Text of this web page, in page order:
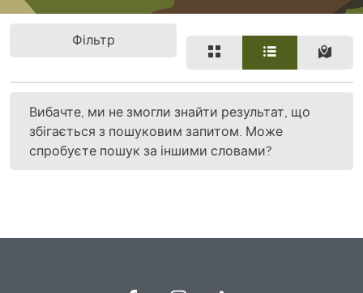
Фільтр
Вибачте, ми не змогли знайти результат, що
збігається з пошуковим запитом. Може
спробуєте пошук за іншими словами?